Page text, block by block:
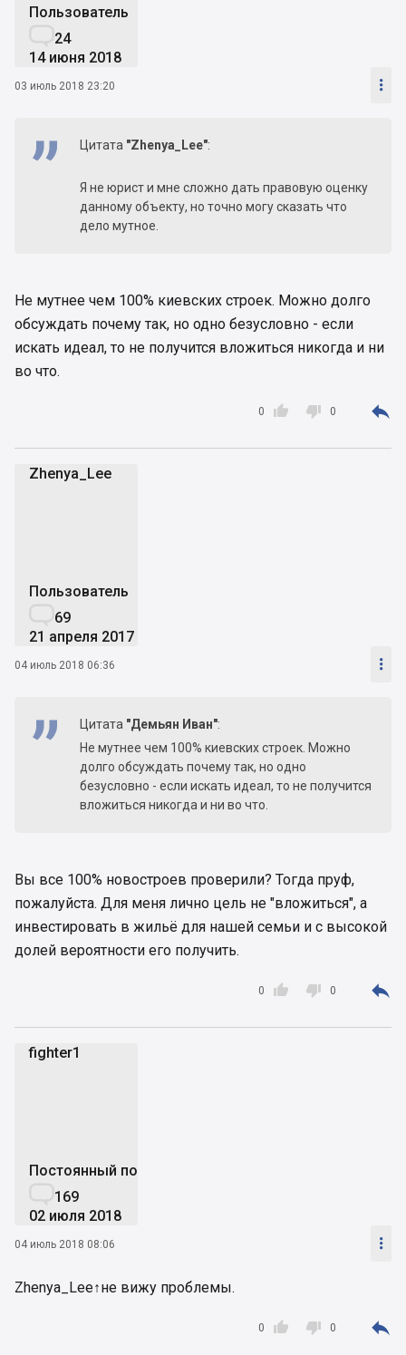
Пользователь
24
14 июня 2018
03 июль 2018 23:20 
Цитата "Zhenya_Lee":
Я не юрист и мне сложно дать правовую оценку
данному объекту, но точно могу сказать что
дело мутное.
Не мутнее чем 100% киевских строек. Можно долго
обсуждать почему так, но одно безусловно - если
искать идеал, то не получится вложиться никогда и ни
во что.

0  0 
Zhenya_Lee
Пользователь
69
21 апреля 2017
04 июль 2018 06:36 
Цитата "Демьян Иван":
Не мутнее чем 100% киевских строек. Можно
долго обсуждать почему так, но одно
безусловно - если искать идеал, то не получится
вложиться никогда и ни во что.
Вы все 100% новостроев проверили? Тогда пруф,
пожалуйста. Для меня лично цель не "вложиться", а
инвестировать в жильё для нашей семьи и с высокой
долей вероятности его получить.

0  0 
fighter1
Постоянный пользователь
169
02 июля 2018
04 июль 2018 08:06 
Zhenya_Lee↑не вижу проблемы.

0  0 